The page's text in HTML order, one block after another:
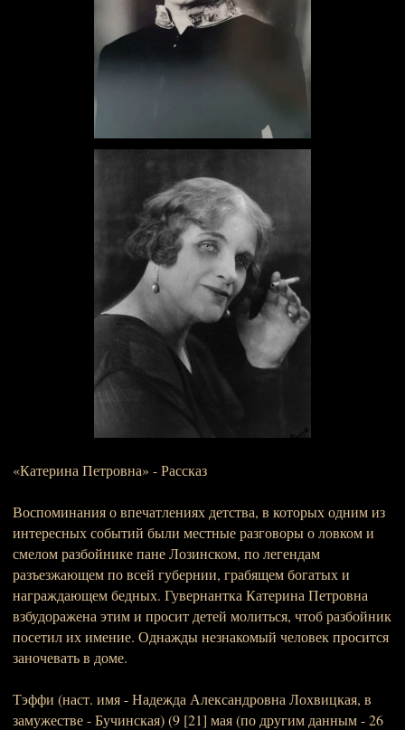
«Катерина Петровна» - Рассказ
Воспоминания о впечатлениях детства, в которых одним из
интересных событий были местные разговоры о ловком и
смелом разбойнике пане Лозинском, по легендам
разъезжающем по всей губернии, грабящем богатых и
награждающем бедных. Гувернантка Катерина Петровна
взбудоражена этим и просит детей молиться, чтоб разбойник
посетил их имение. Однажды незнакомый человек просится
заночевать в доме.
Тэффи (наст. имя - Надежда Александровна Лохвицкая, в
замужестве - Бучинская) (9 [21] мая (по другим данным - 26